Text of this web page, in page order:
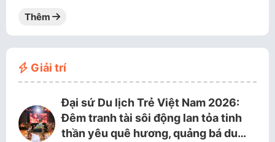
Thêm
Giải trí
Đại sứ Du lịch Trẻ Việt Nam 2026:
Đêm tranh tài sôi động lan tỏa tinh
thần yêu quê hương, quảng bá du…